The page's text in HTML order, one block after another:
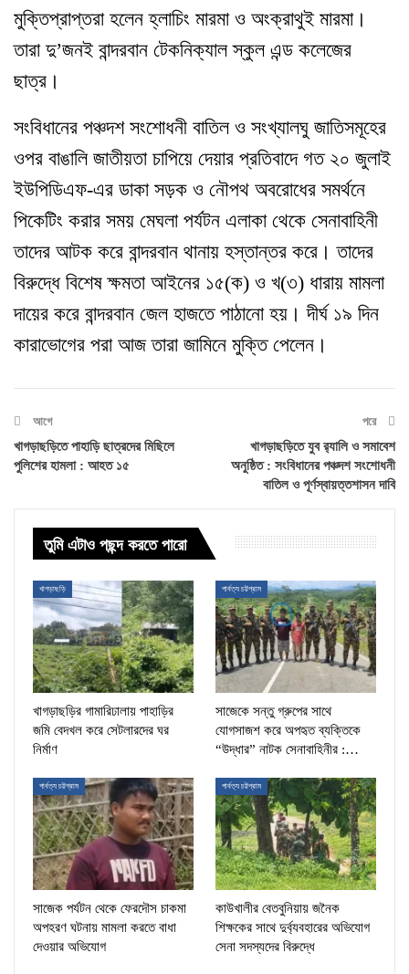
মুক্তিপ্রাপ্তরা হলেন হ্লাচিং মারমা ও অংক্রাথুই মারমা।
তারা দু’জনই বান্দরবান টেকনিক্যাল স্কুল এন্ড কলেজের
ছাত্র।
সংবিধানের পঞ্চদশ সংশোধনী বাতিল ও সংখ্যালঘু জাতিসমূহের
ওপর বাঙালি জাতীয়তা চাপিয়ে দেয়ার প্রতিবাদে গত ২০ জুলাই
ইউপিডিএফ-এর ডাকা সড়ক ও নৌপথ অবরোধের সমর্থনে
পিকেটিং করার সময় মেঘলা পর্যটন এলাকা থেকে সেনাবাহিনী
তাদের আটক করে বান্দরবান থানায় হস্তান্তর করে। তাদের
বিরুদ্ধে বিশেষ ক্ষমতা আইনের ১৫(ক) ও খ(৩) ধারায় মামলা
দায়ের করে বান্দরবান জেল হাজতে পাঠানো হয়। দীর্ঘ ১৯ দিন
কারাভোগের পরা আজ তারা জামিনে মুক্তি পেলেন।
আগে
খাগড়াছড়িতে পাহাড়ি ছাত্রদের মিছিলে
পুলিশের হামলা : আহত ১৫
পরে
খাগড়াছড়িতে যুব র‌্যালি ও সমাবেশ
অনুষ্ঠিত : সংবিধানের পঞ্চদশ সংশোধনী
বাতিল ও পূর্ণস্বায়ত্তশাসন দাবি
তুমি এটাও পছন্দ করতে পারো
খাগড়াছড়ি
খাগড়াছড়ির গামারিঢালায় পাহাড়ির
জমি বেদখল করে সেটলারদের ঘর
নির্মাণ
পার্বত্য চট্টগ্রাম
সাজেকে সন্তু গ্রুপের সাথে
যোগসাজশ করে অপহৃত ব্যক্তিকে
“উদ্ধার” নাটক সেনাবাহিনীর :…
পার্বত্য চট্টগ্রাম
সাজেক পর্যটন থেকে ফেরদৌস চাকমা
অপহরণ ঘটনায় মামলা করতে বাধা
দেওয়ার অভিযোগ
পার্বত্য চট্টগ্রাম
কাউখালীর বেতবুনিয়ায় জনৈক
শিক্ষকের সাথে দুর্ব্যবহারের অভিযোগ
সেনা সদস্যদের বিরুদ্ধে